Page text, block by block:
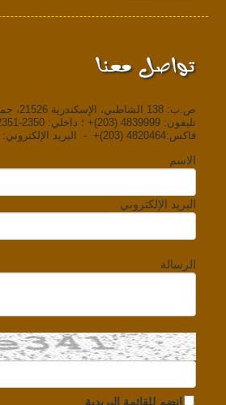
تواصل معنا
ص.ب: 138 الشاطبي، الإسكندرية 21526، جمهورية مصر العربية
تليفون: 4839999 (203)+ ؛ داخلي: 2350-2351
فاكس:4820464 (203)+ - البريد الإلكتروني:
الاسم
البريد الإلكتروني
الرسالة
انضم للقائمة البريدية